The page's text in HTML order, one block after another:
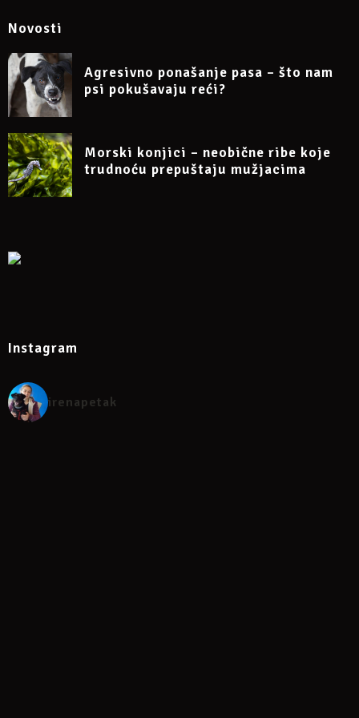
https://www.facebook.com/events/467891124782224
Novosti
Agresivno ponašanje pasa – što nam
psi pokušavaju reći?
Morski konjici – neobične ribe koje
trudnoću prepuštaju mužjacima
Instagram
irenapetak